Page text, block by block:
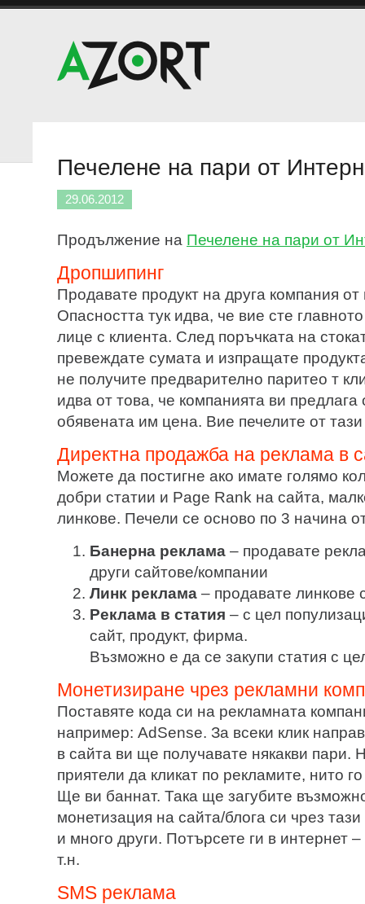
Печелене на пари от
29.06.2012
Продължение на Печелене на пари от
Дропшипинг
Продавате продукт на друга компания
Опасността тук идва, че вие сте
лице с клиента. След поръчката на
превеждате сумата и изпращате
не получите предварително паритео т
идва от това, че компанията ви предлага
обявената им цена. Вие печелите от
Директна продажба на реклама в
Можете да постигне ако имате голямо
добри статии и Page Rank на сайта,
линкове. Печели се осново по 3 начина
Банерна реклама – продавате
други сайтове/компании
Линк реклама – продавате линкове
Реклама в статия – с цел
сайт, продукт, фирма.
Възможно е да се закупи статия с
Монетизиране чрез рекламни
Поставяте кода си на рекламната
например: AdSense. За всеки клик
в сайта ви ще получавате някакви пари.
приятели да кликат по рекламите, нито
Ще ви баннат. Така ще загубите
монетизация на сайта/блога си чрез
и много други. Потърсете ги в интернет
т.н.
SMS реклама